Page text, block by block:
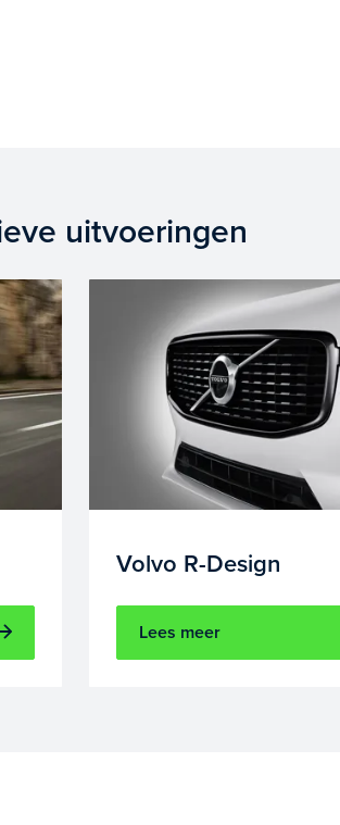
uitvoeringen
Volvo R-Design
Lees meer